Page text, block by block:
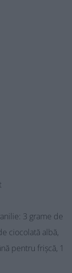
3 grame de
ciocolată albă,
pentru frișcă, 1